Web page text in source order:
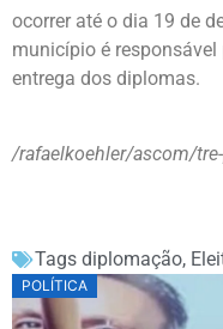
ocorrer até o dia 19 de
município é
entrega dos diplomas.
/rafaelkoehler/ascom/
Tags diplomação,
POLÍTICA